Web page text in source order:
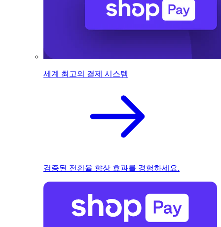
세계 최고의 결제 시스템
검증된 전환율 향상 효과를 경험하세요.